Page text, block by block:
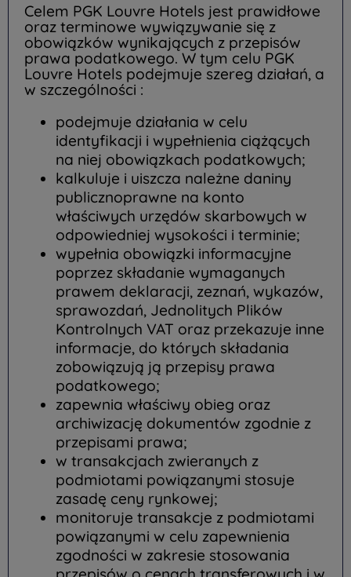
Celem PGK Louvre Hotels jest prawidłowe
oraz terminowe wywiązywanie się z
obowiązków wynikających z przepisów
prawa podatkowego. W tym celu PGK
Louvre Hotels podejmuje szereg działań, a
w szczególności :
podejmuje działania w celu
identyfikacji i wypełnienia ciążących
na niej obowiązkach podatkowych;
kalkuluje i uiszcza należne daniny
publicznoprawne na konto
właściwych urzędów skarbowych w
odpowiedniej wysokości i terminie;
wypełnia obowiązki informacyjne
poprzez składanie wymaganych
prawem deklaracji, zeznań, wykazów,
sprawozdań, Jednolitych Plików
Kontrolnych VAT oraz przekazuje inne
informacje, do których składania
zobowiązują ją przepisy prawa
podatkowego;
zapewnia właściwy obieg oraz
archiwizację dokumentów zgodnie z
przepisami prawa;
w transakcjach zwieranych z
podmiotami powiązanymi stosuje
zasadę ceny rynkowej;
monitoruje transakcje z podmiotami
powiązanymi w celu zapewnienia
zgodności w zakresie stosowania